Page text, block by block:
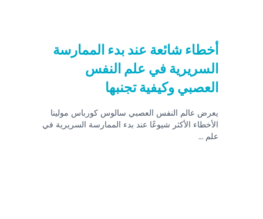
أخطاء شائعة عند بدء الممارسة
السريرية في علم النفس
العصبي وكيفية تجنبها
يعرض عالم النفس العصبي سالوس كورباس مولينا
الأخطاء الأكثر شيوعًا عند بدء الممارسة السريرية في
علم …